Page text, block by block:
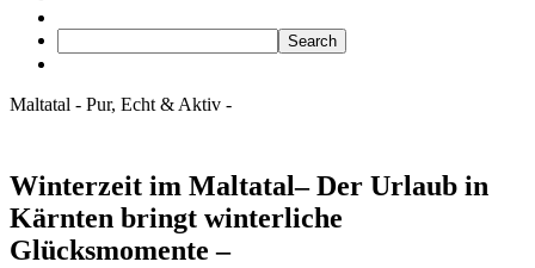
Maltatal - Pur, Echt & Aktiv -
Winterzeit im Maltatal– Der Urlaub in
Kärnten bringt winterliche
Glücksmomente –